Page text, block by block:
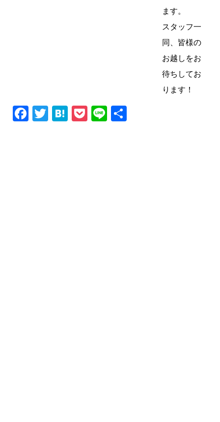
ます。
スタッフ一
同、皆様の
お越しをお
待ちしてお
ります！
Facebook
Twitter
Hatena
Pocket
Line